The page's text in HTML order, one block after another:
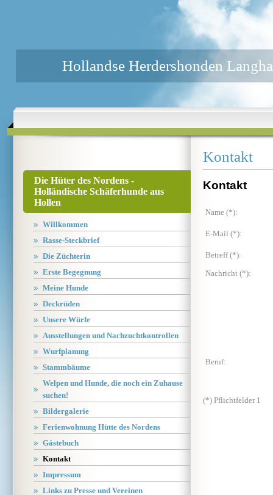
Hollandse Herdershonden
Die Hüter des Nordens -
Holländische Schäferhunde aus
Hollen
Willkommen
Rasse-Steckbrief
Die Züchterin
Erste Begegnung
Meine Hunde
Deckrüden
Unsere Würfe
Ausstellungen und Nachzuchtkontrollen
Wurfplanung
Stammbäume
Welpen und Hunde, die noch ein Zuhause
suchen!
Bildergalerie
Ferienwohnung Hütte des Nordens
Gästebuch
Kontakt
Impressum
Links zu Presse und Vereinen
Kontakt
Kontakt
Name (*):
E-Mail (*):
Betreff (*):
Nachricht (*):
Beruf:
(*) Pflichtfelder 1